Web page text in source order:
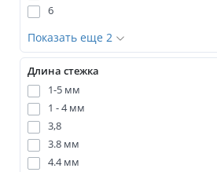
6
Показать еще 2
Длина стежка
1-5 мм
1 - 4 мм
3,8
3.8 мм
4.4 мм